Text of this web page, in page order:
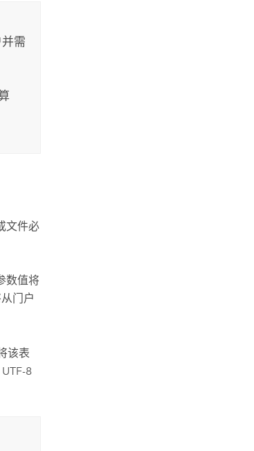
需
文件必
数值将
门户
该表
8